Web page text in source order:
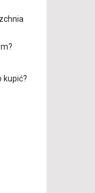
kupić?